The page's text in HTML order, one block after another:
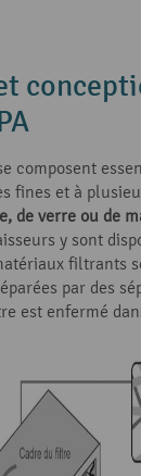
composent
fines et à
de verre ou de
y sont
filtrants
par des
est enfermé